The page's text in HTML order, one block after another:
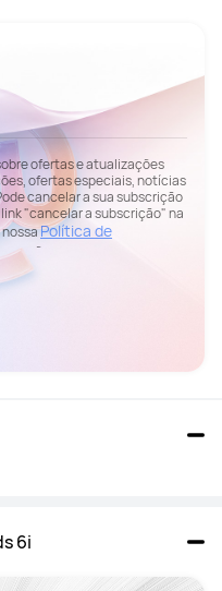
ofertas e atualizações
ofertas especiais, notícias
cancelar a sua subscrição
"cancelar a subscrição" na
nossaPolítica de
6i